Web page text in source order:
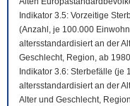
Indikator 3.5: Vorzeitige
(Anzahl, je 100.000
altersstandardisiert an der
Geschlecht, Region, ab 1980
Indikator 3.6: Sterbefälle (je
altersstandardisiert an der
Alter und Geschlecht,